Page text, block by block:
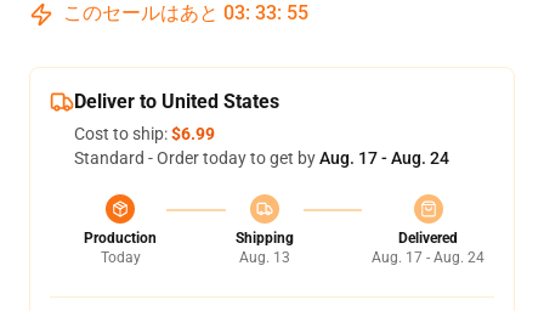
このセールはあと 03: 33: 54
Deliver to United States
Cost to ship:$6.99
Standard - Order today to get byAug. 17 - Aug. 24
Production
Today
Shipping
Aug. 13
Delivered
Aug. 17 - Aug. 24